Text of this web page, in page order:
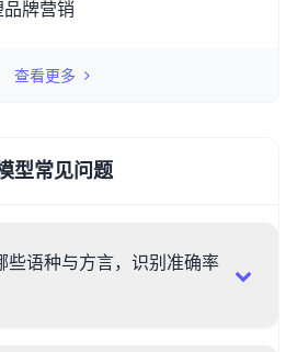
牌营销
查看更多
型常见问题
些语种与方言，识别准确率